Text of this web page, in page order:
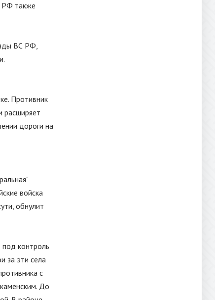
РФ также
ВС РФ,
Противник
расширяет
дороги на
"
войска
обнулит
под контроль
за эти села
с
До